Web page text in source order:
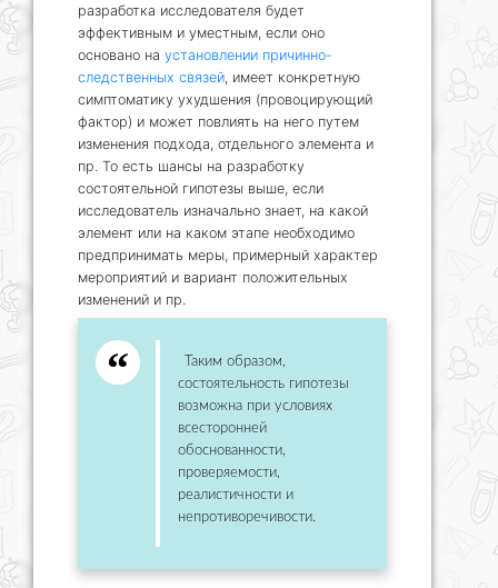
разработка исследователя будет
эффективным и уместным, если оно
основано на установлении причинно-
следственных связей, имеет конкретную
симптоматику ухудшения (провоцирующий
фактор) и может повлиять на него путем
изменения подхода, отдельного элемента и
пр. То есть шансы на разработку
состоятельной гипотезы выше, если
исследователь изначально знает, на какой
элемент или на каком этапе необходимо
предпринимать меры, примерный характер
мероприятий и вариант положительных
изменений и пр.
Таким образом,
состоятельность гипотезы
возможна при условиях
всесторонней
обоснованности,
проверяемости,
реалистичности и
непротиворечивости.